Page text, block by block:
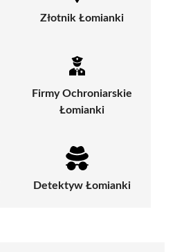
Złotnik Łomianki
Firmy Ochroniarskie
Łomianki
Detektyw Łomianki